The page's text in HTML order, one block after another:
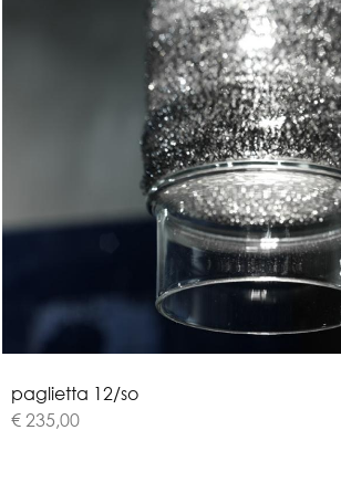
paglietta 12/so
€ 235,00